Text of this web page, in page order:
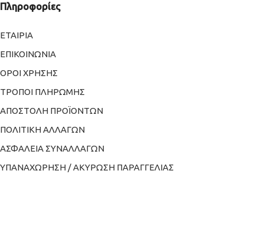
Πληροφορίες
ΕΤΑΙΡΙΑ
ΕΠΙΚΟΙΝΩΝΙΑ
ΟΡΟΙ ΧΡΗΣΗΣ
ΤΡΟΠΟΙ ΠΛΗΡΩΜΗΣ
ΑΠΟΣΤΟΛΗ ΠΡΟΪΟΝΤΩΝ
ΠΟΛΙΤΙΚΗ ΑΛΛΑΓΩΝ
ΑΣΦΑΛΕΙΑ ΣΥΝΑΛΛΑΓΩΝ
ΥΠΑΝΑΧΩΡΗΣΗ / ΑΚΥΡΩΣΗ ΠΑΡΑΓΓΕΛΙΑΣ